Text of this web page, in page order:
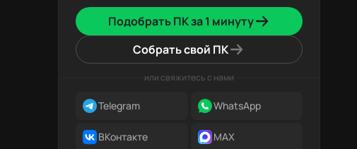
Подобрать ПК за 1 минуту
Собрать свой ПК
или свяжитесь с нами
Telegram WhatsApp
ВКонтакте MAX